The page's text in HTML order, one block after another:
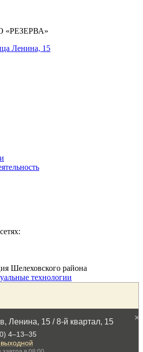
Ленина, 15
Шелеховского района
технологии